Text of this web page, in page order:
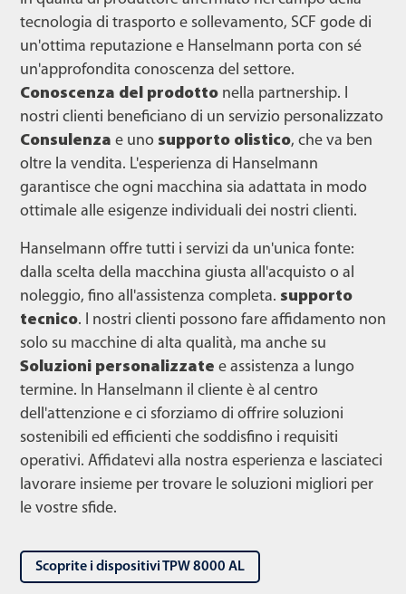
tecnologia di trasporto e sollevamento, SCF gode di
un'ottima reputazione e Hanselmann porta con sé
un'approfondita conoscenza del settore.
Conoscenza del prodotto nella partnership. I
nostri clienti beneficiano di un servizio personalizzato
Consulenza e uno supporto olistico, che va ben
oltre la vendita. L'esperienza di Hanselmann
garantisce che ogni macchina sia adattata in modo
ottimale alle esigenze individuali dei nostri clienti.
Hanselmann offre tutti i servizi da un'unica fonte:
dalla scelta della macchina giusta all'acquisto o al
noleggio, fino all'assistenza completa. supporto
tecnico. I nostri clienti possono fare affidamento non
solo su macchine di alta qualità, ma anche su
Soluzioni personalizzate e assistenza a lungo
termine. In Hanselmann il cliente è al centro
dell'attenzione e ci sforziamo di offrire soluzioni
sostenibili ed efficienti che soddisfino i requisiti
operativi. Affidatevi alla nostra esperienza e lasciateci
lavorare insieme per trovare le soluzioni migliori per
le vostre sfide.
Scoprite i dispositivi TPW 8000 AL